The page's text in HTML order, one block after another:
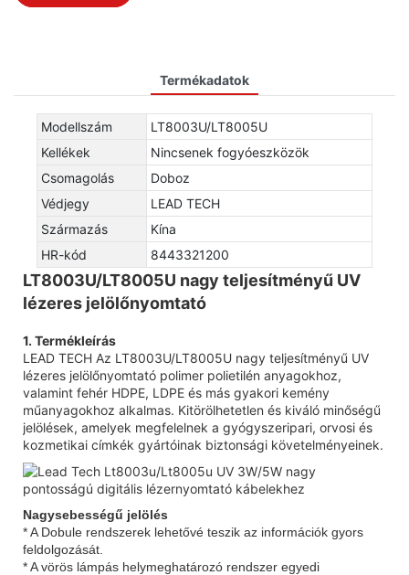
Termékadatok
Modellszám
LT8003U/LT8005U
Kellékek
Nincsenek fogyóeszközök
Csomagolás
Doboz
Védjegy
LEAD TECH
Származás
Kína
HR-kód
8443321200
LT8003U/LT8005U nagy teljesítményű UV
lézeres jelölőnyomtató
1. Termékleírás
LEAD TECH Az LT8003U/LT8005U nagy teljesítményű UV
lézeres jelölőnyomtató polimer polietilén anyagokhoz,
valamint fehér HDPE, LDPE és más gyakori kemény
műanyagokhoz alkalmas. Kitörölhetetlen és kiváló minőségű
jelölések, amelyek megfelelnek a gyógyszeripari, orvosi és
kozmetikai címkék gyártóinak biztonsági követelményeinek.
Nagysebességű jelölés
* A Dobule rendszerek lehetővé teszik az információk gyors
feldolgozását.
* A vörös lámpás helymeghatározó rendszer egyedi